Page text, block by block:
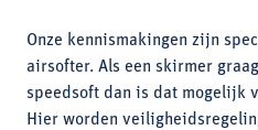
Onze kennismakingen zijn
airsofter. Als een skirmer
speedsoft dan is dat mogelijk
Hier worden